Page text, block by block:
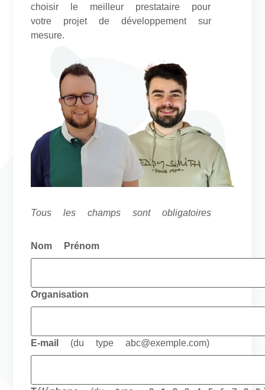
choisir le meilleur prestataire pour
votre projet de développement sur
mesure.
Tous les champs sont obligatoires
Nom Prénom
Organisation
E-mail (du type abc@exemple.com)